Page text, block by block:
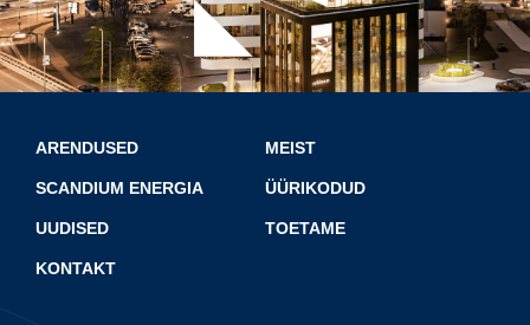
ARENDUSED MEIST
SCANDIUM ENERGIA ÜÜRIKODUD
UUDISED TOETAME
KONTAKT